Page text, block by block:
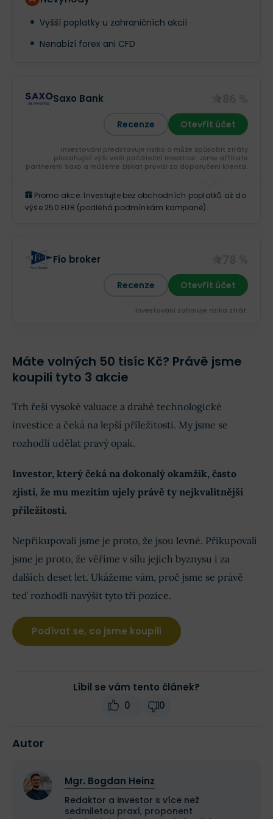
Vyšší poplatky u zahraničních akcií
Nenabízí forex ani CFD
Saxo Bank
Recenze Otevřít účet
Investování představuje riziko a může způsobit ztráty
přesahující výši vaší počáteční investice. Jsme affiliate
partnerem Saxo a můžeme získat provizi za doporučení klienta.
Promo akce: Investujte bez obchodních poplatků až do
výše 250 EUR (podléhá podmínkám kampaně).
Fio broker
Recenze Otevřít účet
Investování zahrnuje rizika ztrát.‎
Máte volných 50 tisíc Kč? Právě jsme
koupili tyto 3 akcie
Trh řeší vysoké valuace a drahé technologické
investice a čeká na lepší příležitosti. My jsme se
rozhodli udělat pravý opak.
Investor, který čeká na dokonalý okamžik, často
zjistí, že mu mezitím ujely právě ty nejkvalitnější
příležitosti.
Nepřikupovali jsme je proto, že jsou levné. Přikupovali
jsme je proto, že věříme v sílu jejich byznysu i za
dalších deset let. Ukážeme vám, proč jsme se právě
teď rozhodli navýšit tyto tři pozice.
Podívat se, co jsme koupili
Líbil se vám tento článek?
0
0
Autor
Mgr. Bogdan Heinz
Redaktor a investor s více než
sedmiletou praxí, proponent